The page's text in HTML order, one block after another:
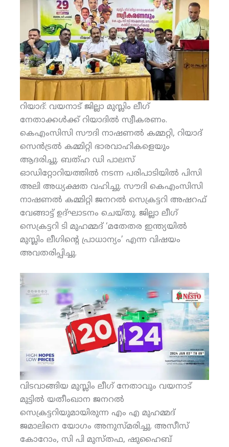
റിയാദ്: വയനാട് ജില്ലാ മുസ്ലിം ലീഗ്
നേതാക്കള്‍ക്ക് റിയാദില്‍ സ്വീകരണം.
കെഎംസിസി സൗദി നാഷണല്‍ കമ്മറ്റി, റിയാദ്
സെന്‍ട്രല്‍ കമ്മിറ്റി ഭാരവാഹികളെയും
ആദരിച്ചു. ബത്ഹ ഡി പാലസ്
ഓഡിറ്റോറിയത്തില്‍ നടന്ന പരിപാടിയില്‍ പിസി
അലി അധ്യക്ഷത വഹിച്ചു. സൗദി കെഎംസിസി
നാഷണല്‍ കമ്മിറ്റി ജനറല്‍ സെക്രട്ടറി അഷറഫ്
വേങ്ങാട്ട് ഉദ്ഘാടനം ചെയ്തു. ജില്ലാ ലീഗ്
സെക്രട്ടറി ടി മുഹമ്മദ് ‘മതേതര ഇന്ത്യയില്‍
മുസ്ലിം ലീഗിന്റെ പ്രാധാന്യം’ എന്ന വിഷയം
അവതരിപ്പിച്ചു.
വിടവാങ്ങിയ മുസ്ലിം ലീഗ് നേതാവും വയനാട്
മുട്ടില്‍ യതീംഖാന ജനറല്‍
സെക്രട്ടറിയുമായിരുന്ന എം എ മുഹമ്മദ്
ജമാലിനെ യോഗം അനുസ്മരിച്ചു. അസീസ്
കോറോം, സി പി മുസ്തഫ, ഷുഹൈബ്